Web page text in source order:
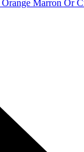
Orange Marron Or